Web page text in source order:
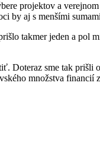
projektov a
by aj s menšími
takmer jeden a
Doteraz sme tak
množstva